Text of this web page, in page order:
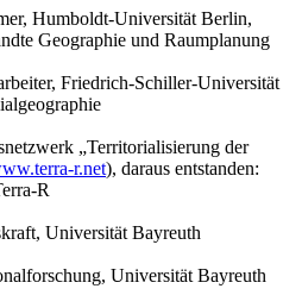
Humboldt-Universität Berlin,
Geographie und Raumplanung
Friedrich-Schiller-Universität
„Territorialisierung der
r.net), daraus entstanden:
R
Universität Bayreuth
Universität Bayreuth